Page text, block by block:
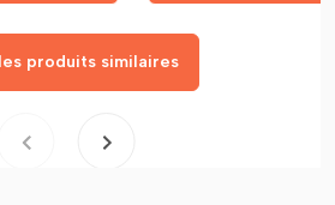
produits similaires